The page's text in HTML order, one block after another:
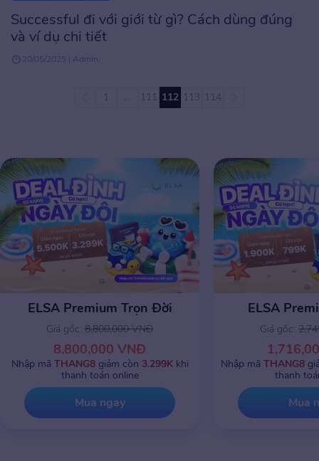
Successful đi với giới từ gì? Cách dùng đúng
và ví dụ chi tiết
20/05/2025 | Admin
1 111 112 113 114
ELSA Premium Trọn Đời
Giá gốc: 8,800,000 VNĐ
8,800,000 VNĐ
Nhập mã THANG8giảm còn 3.299Kkhi
thanh toán online
Mua ngay
ELSA
Giá gốc:
Nhập mã THANG8
thanh
Mua